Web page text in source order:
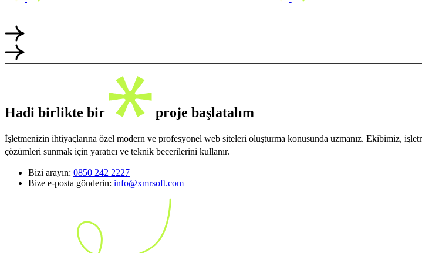
Hadi birlikte bir proje başlatalım
İşletmenizin ihtiyaçlarına özel modern ve profesyonel web siteleri oluşturma konusunda uzmanız. Ekibimiz,
çözümleri sunmak için yaratıcı ve teknik becerilerini kullanır.
Bizi arayın: 0850 242 2227
Bize e-posta gönderin: info@xmrsoft.com